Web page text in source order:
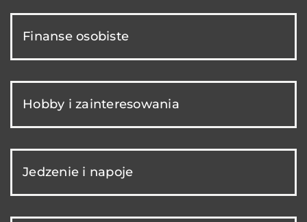
Finanse osobiste
Hobby i zainteresowania
Jedzenie i napoje